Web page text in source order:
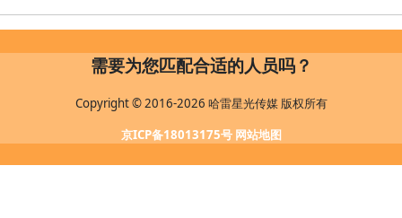
需要为您匹配合适的人员吗？
Copyright © 2016-2026 哈雷星光传媒 版权所有
京ICP备18013175号 网站地图